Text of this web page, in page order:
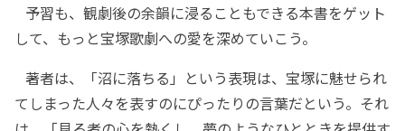
予習も、観劇後の余韻に浸ることもできる本書をゲット
して、もっと宝塚歌劇への愛を深めていこう。
著者は、「沼に落ちる」という表現は、宝塚に魅せられ
てしまった人々を表すのにぴったりの言葉だという。それ